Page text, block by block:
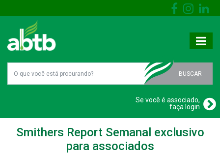
BUSCAR
Se você é associado,
faça login
Smithers Report Semanal exclusivo
para associados